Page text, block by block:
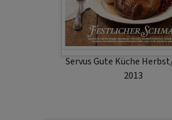
Servus Gute Küche
2013